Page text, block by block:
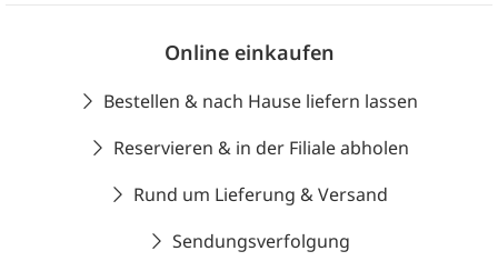
Online einkaufen
Bestellen & nach Hause liefern lassen
Reservieren & in der Filiale abholen
Rund um Lieferung & Versand
Sendungsverfolgung